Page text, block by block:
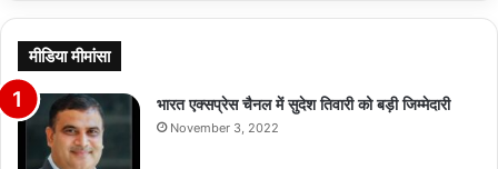
मीडिया मीमांसा
भारत एक्सप्रेस चैनल में सुदेश तिवारी को बड़ी जिम्मेदारी
November 3, 2022